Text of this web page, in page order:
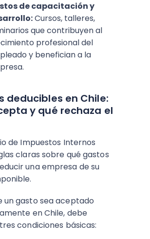
de capacitación y
Cursos, talleres,
que contribuyen al
profesional del
y benefician a la
deducibles en Chile:
y qué rechaza el
de Impuestos Internos
claras sobre qué gastos
una empresa de su
un gasto sea aceptado
en Chile, debe
condiciones básicas: